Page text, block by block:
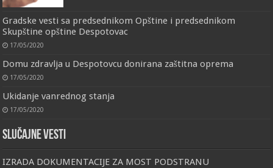
Gradske vesti sa predsednikom Opštine i predsednikom
Skupštine opštine Despotovac
17/05/2020
Domu zdravlja u Despotovcu donirana zaštitna oprema
17/05/2020
Ukidanje vanrednog stanja
17/05/2020
Slučajne vesti
IZRADA DOKUMENTACIJE ZA MOST PODSTRANU